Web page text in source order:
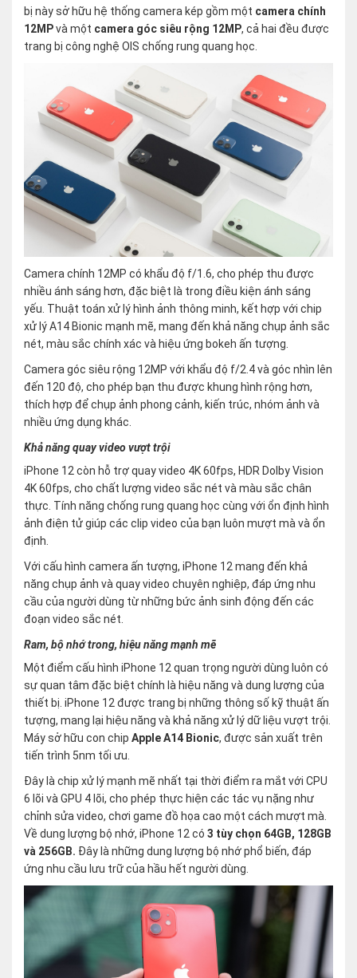
bị này sở hữu hệ thống camera kép gồm một camera chính
12MPvà một camera góc siêu rộng 12MP, cả hai đều được
trang bị công nghệ OIS chống rung quang học.
Camera chính 12MP có khẩu độ f/1.6, cho phép thu được
nhiều ánh sáng hơn, đặc biệt là trong điều kiện ánh sáng
yếu. Thuật toán xử lý hình ảnh thông minh, kết hợp với chip
xử lý A14 Bionic mạnh mẽ, mang đến khả năng chụp ảnh sắc
nét, màu sắc chính xác và hiệu ứng bokeh ấn tượng.
Camera góc siêu rộng 12MP với khẩu độ f/2.4 và góc nhìn lên
đến 120 độ, cho phép bạn thu được khung hình rộng hơn,
thích hợp để chụp ảnh phong cảnh, kiến trúc, nhóm ảnh và
nhiều ứng dụng khác.
Khả năng quay video vượt trội
iPhone 12 còn hỗ trợ quay video 4K 60fps, HDR Dolby Vision
4K 60fps, cho chất lượng video sắc nét và màu sắc chân
thực. Tính năng chống rung quang học cùng với ổn định hình
ảnh điện tử giúp các clip video của bạn luôn mượt mà và ổn
định.
Với cấu hình camera ấn tượng, iPhone 12 mang đến khả
năng chụp ảnh và quay video chuyên nghiệp, đáp ứng nhu
cầu của người dùng từ những bức ảnh sinh động đến các
đoạn video sắc nét.
Ram, bộ nhớ trong, hiệu năng mạnh mẽ
Một điểm cấu hình iPhone 12 quan trọng người dùng luôn có
sự quan tâm đặc biệt chính là hiệu năng và dung lượng của
thiết bị. iPhone 12 được trang bị những thông số kỹ thuật ấn
tượng, mang lại hiệu năng và khả năng xử lý dữ liệu vượt trội.
Máy sở hữu con chip Apple A14 Bionic, được sản xuất trên
tiến trình 5nm tối ưu.
Đây là chip xử lý mạnh mẽ nhất tại thời điểm ra mắt với CPU
6 lõi và GPU 4 lõi, cho phép thực hiện các tác vụ nặng như
chỉnh sửa video, chơi game đồ họa cao một cách mượt mà.
Về dung lượng bộ nhớ, iPhone 12 có 3 tùy chọn 64GB, 128GB
và 256GB. Đây là những dung lượng bộ nhớ phổ biến, đáp
ứng nhu cầu lưu trữ của hầu hết người dùng.